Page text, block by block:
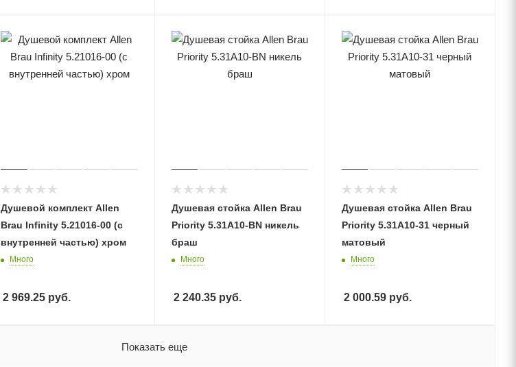
Душевой комплект Allen
Brau Infinity 5.21016-00 (с
внутренней частью) хром
Много
2 969.25 руб.
Душевая стойка Allen Brau
Priority 5.31A10-BN никель
браш
Много
2 240.35руб.
Душевая стойка Allen Brau
Priority 5.31A10-31 черный
матовый
Много
2 000.59руб.
Показать еще